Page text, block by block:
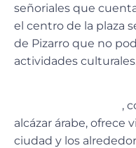
señoriales que
el centro de la plaza
de Pizarro que no
actividades
,
alcázar árabe, ofrece
ciudad y los